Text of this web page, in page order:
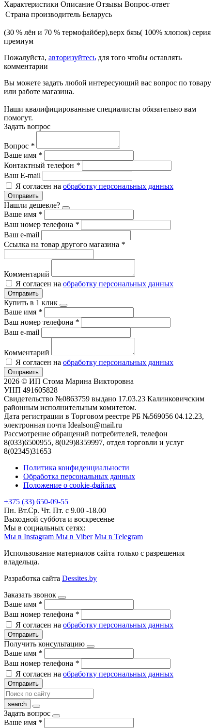
Характеристики Описание Отзывы Вопрос-ответ
Страна производитель Беларусь
(30 % лён и 70 % термофайбер),верх бязь( 100% хлопок) серия
премиум
Пожалуйста, авторизуйтесь для того чтобы оставлять
комментарии
Вы можете задать любой интересующий вас вопрос по товару
или работе магазина.
Наши квалифицированные специалисты обязательно вам
помогут.
Задать вопрос
Вопрос *
Ваше имя *
Контактный телефон *
Ваш E-mail
Я согласен на обработку персональных данных
Отправить
Нашли дешевле?
Ваше имя *
Ваш номер телефона *
Ваш e-mail
Ссылка на товар другого магазина *
Комментарий
Я согласен на обработку персональных данных
Отправить
Купить в 1 клик
Ваше имя *
Ваш номер телефона *
Ваш e-mail
Комментарий
Я согласен на обработку персональных данных
Отправить
2026 © ИП Стома Марина Викторовна
УНП 491605828
Свидетельство №0863759 выдано 17.03.23 Калинковичским
районным исполнительным комитетом.
Дата регистрации в Торговом реестре РБ №569056 04.12.23,
электронная почта Idealson@mail.ru
Рассмотрение обращений потребителей, телефон
8(033)6500955, 8(029)8359997, отдел торговли и услуг
8(02345)31653
Политика конфиденциальности
Обработка персональных данных
Положение о cookie-файлах
+375 (33) 650-09-55
Пн. Вт.Ср. Чт. Пт. с 9.00 -18.00
Выходной суббота и воскресенье
Мы в социальных сетях:
Мы в Instagram Мы в Viber Мы в Telegram
Использование материалов сайта только с разрешения
владельца.
Разработка сайта Dessites.by
Заказать звонок
Ваше имя *
Ваш номер телефона *
Я согласен на обработку персональных данных
Отправить
Получить консультацию
Ваше имя *
Ваш номер телефона *
Я согласен на обработку персональных данных
Отправить
Задать вопрос
Ваше имя *